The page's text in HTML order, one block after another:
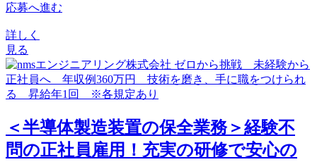
応募へ進む
詳しく
見る
＜半導体製造装置の保全業務＞経験不
問の正社員雇用！充実の研修で安心の